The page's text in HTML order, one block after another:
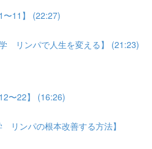
〜11】 (22:27)
リンパで人生を変える】 (21:23)
〜22】 (16:26)
リンパの根本改善する方法】